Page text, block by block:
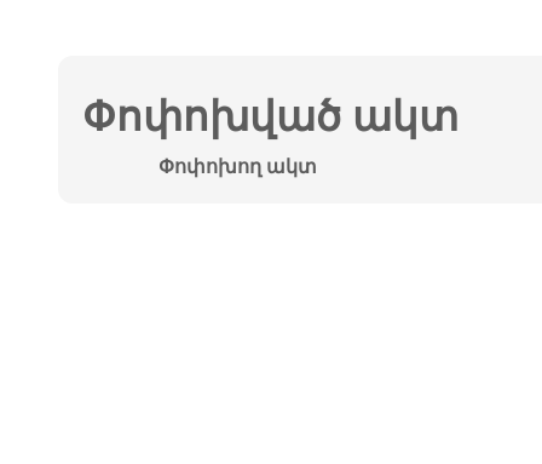
Փոփոխված ակտ
Փոփոխող ակտ